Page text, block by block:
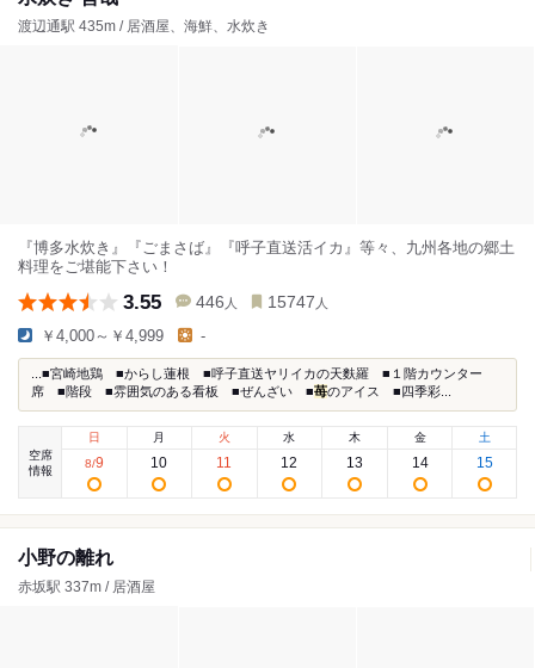
渡辺通駅 435m / 居酒屋、海鮮、水炊き
『博多水炊き』『ごまさば』『呼子直送活イカ』等々、九州各地の郷土
料理をご堪能下さい！
3.55 446 人 15747 人
￥4,000～￥4,999 -
...■宮崎地鶏 ■からし蓮根 ■呼子直送ヤリイカの天麩羅 ■１階カウンター
席 ■階段 ■雰囲気のある看板 ■ぜんざい ■苺のアイス ■四季彩...
空席
情報
日
8/9
月
10
火
11
水
12
木
13
金
14
土
15
小野の離れ
赤坂駅 337m / 居酒屋